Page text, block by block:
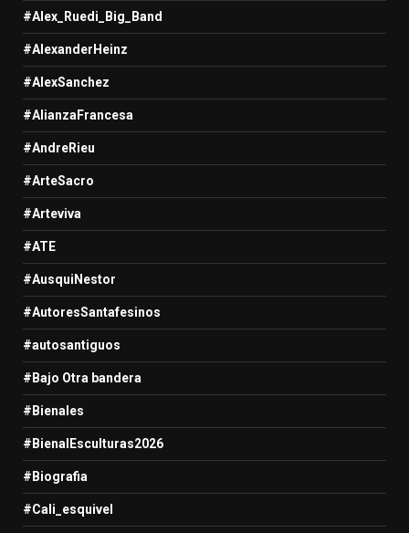
#Alex_Ruedi_Big_Band
#AlexanderHeinz
#AlexSanchez
#AlianzaFrancesa
#AndreRieu
#ArteSacro
#Arteviva
#ATE
#AusquiNestor
#AutoresSantafesinos
#autosantiguos
#Bajo Otra bandera
#Bienales
#BienalEsculturas2026
#Biografia
#Cali_esquivel